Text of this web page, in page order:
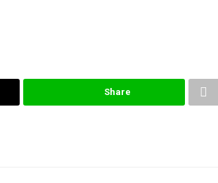
Share